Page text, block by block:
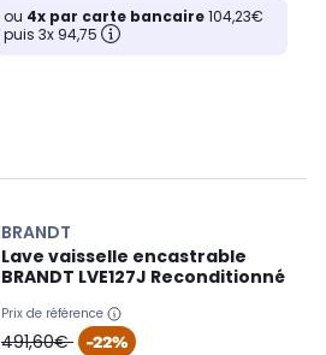
ou 4x par carte bancaire104,23€
puis 3x 94,75
BRANDT
Lave vaisselle encastrable
BRANDT LVE127J Reconditionné
Prix de référence
oldPrice
491,60€ -22%